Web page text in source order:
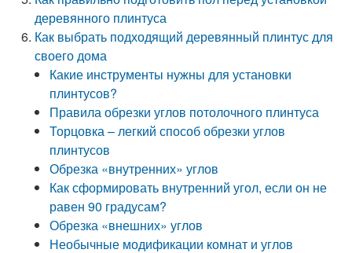
деревянного плинтуса
Как выбрать подходящий деревянный плинтус для
своего дома
Какие инструменты нужны для установки
плинтусов?
Правила обрезки углов потолочного плинтуса
Торцовка – легкий способ обрезки углов
плинтусов
Обрезка «внутренних» углов
Как сформировать внутренний угол, если он не
равен 90 градусам?
Обрезка «внешних» углов
Необычные модификации комнат и углов